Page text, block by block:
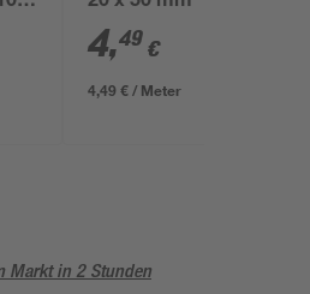
4,49 €
4,49 € / Meter
Markt in 2 Stunden